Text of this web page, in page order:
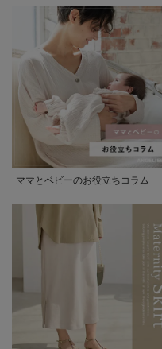
ママとベビーのお役立ちコラム